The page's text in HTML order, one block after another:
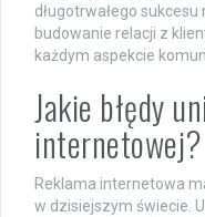
długotrwałego
budowanie relacji z
każdym aspekcie
Jakie błędy
internetowej?
Reklama internetowa
w dzisiejszym świecie.